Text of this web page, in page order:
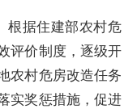
根据住建部农村危
评价制度，逐级开
农村危房改造任务
实奖惩措施，促进